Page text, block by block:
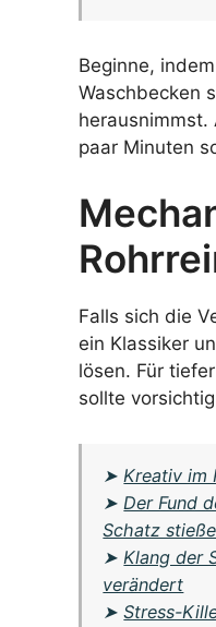
Beginne,
Waschbecken
herausnimmst.
paar Minuten
Falls sich die
ein Klassiker
lösen. Für
sollte
➤Kreativ im
➤Der Fund
Schatz
➤Klang der
verändert
➤Stress-